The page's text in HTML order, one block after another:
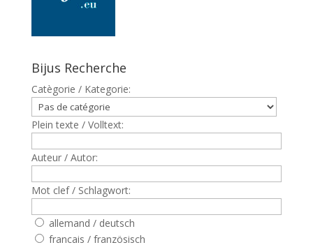
Bijus Recherche
Catègorie / Kategorie:
Plein texte / Volltext:
Auteur / Autor:
Mot clef / Schlagwort:
allemand / deutsch
francais / französisch